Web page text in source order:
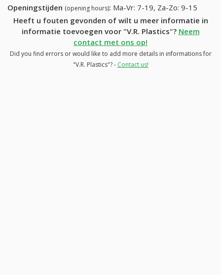
Openingstijden (opening hours): Ma-Vr: 7-19, Za-Zo: 9-15
Heeft u fouten gevonden of wilt u meer informatie in
informatie toevoegen voor "V.R. Plastics"? Neem
contact met ons op!
Did you find errors or would like to add more details in informations for
"V.R. Plastics"? - Contact us!